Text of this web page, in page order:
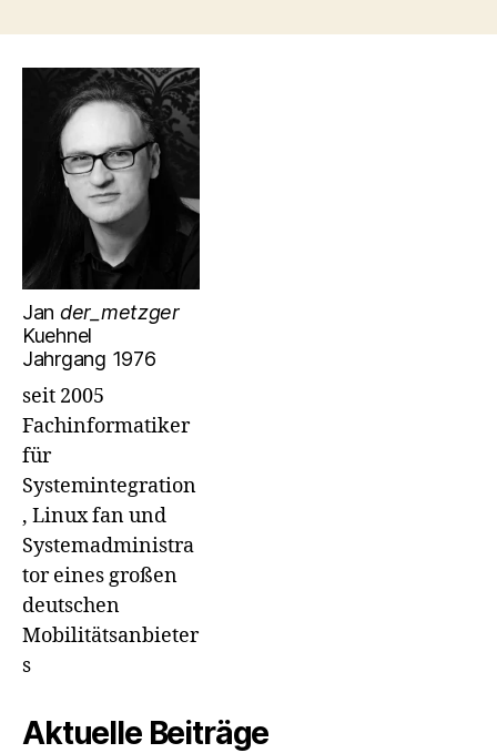
Jan der_metzger
Kuehnel
Jahrgang 1976
seit 2005
Fachinformatiker
für
Systemintegration
, Linux fan und
Systemadministra
tor eines großen
deutschen
Mobilitätsanbieter
s
Aktuelle Beiträge